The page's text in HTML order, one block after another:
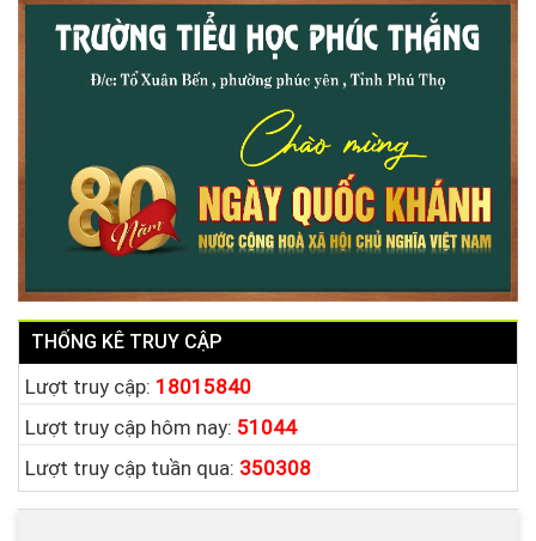
THỐNG KÊ TRUY CẬP
Lượt truy cập: 18015840
Lượt truy cập hôm nay: 51044
Lượt truy cập tuần qua: 350308